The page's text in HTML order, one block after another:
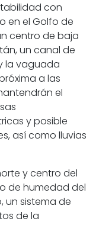
con
en el Golfo de
centro de baja
un canal de
la vaguada
a las
el
y posible
así como lluvias
y centro del
de humedad del
un sistema de
de la